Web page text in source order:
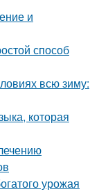
и
способ
всю зиму:
которая
урожая